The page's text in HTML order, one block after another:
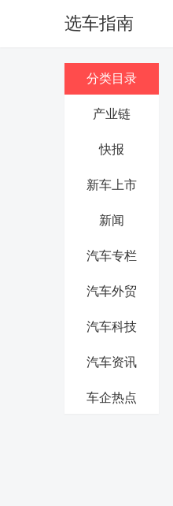
选车指南
分类目录
产业链
快报
新车上市
新闻
汽车专栏
汽车外贸
汽车科技
汽车资讯
车企热点